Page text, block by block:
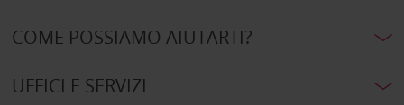
COME POSSIAMO AIUTARTI?
UFFICI E SERVIZI